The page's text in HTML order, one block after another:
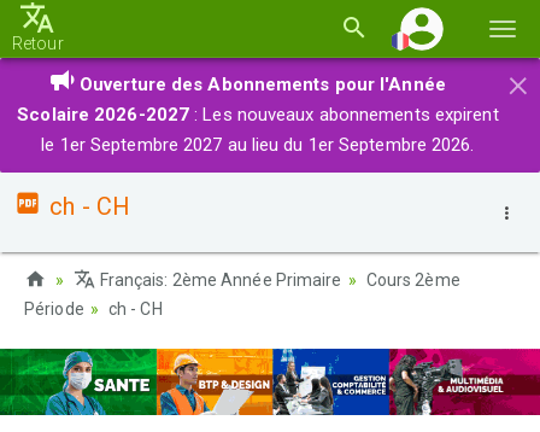
la
Retour
×
Ouverture des Abonnements pour l'Année
Scolaire 2026-2027 : Les nouveaux abonnements expirent
le 1er Septembre 2027 au lieu du 1er Septembre 2026.
ch - CH
Français: 2ème Année Primaire
Cours 2ème
Période
ch - CH